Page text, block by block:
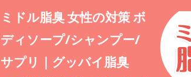
ミドル脂臭 女性の対策 ボ
ディソープ/シャンプー/
サプリ｜グッバイ脂臭